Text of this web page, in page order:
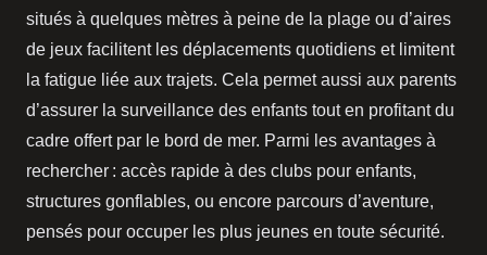
situés à quelques mètres à peine de la plage ou d’aires
de jeux facilitent les déplacements quotidiens et limitent
la fatigue liée aux trajets. Cela permet aussi aux parents
d’assurer la surveillance des enfants tout en profitant du
cadre offert par le bord de mer. Parmi les avantages à
rechercher : accès rapide à des clubs pour enfants,
structures gonflables, ou encore parcours d’aventure,
pensés pour occuper les plus jeunes en toute sécurité.